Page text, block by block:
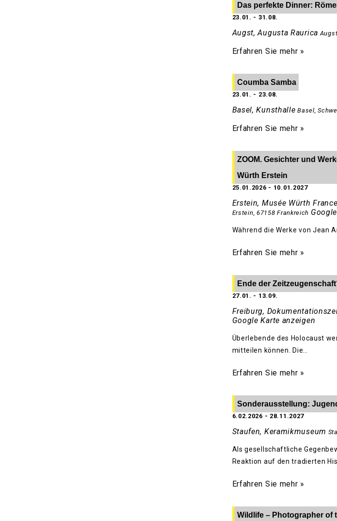
Das perfekte Dinner:
23.01. - 31.08.
Augst, Augusta Raurica
Erfahren Sie mehr »
Coumba Samba
23.01. - 23.08.
Basel, Kunsthalle Basel
Erfahren Sie mehr »
ZOOM. Gesichter und
Würth Erstein
25.01.2026 - 10.01.2027
Erstein, Musée Würth France
Erstein 67158 Frankreich
Während die Werke von Jean
Erfahren Sie mehr »
Ende der
27.01. - 13.09.
Freiburg,
Google Karte anzeigen
Überlebende des Holocaust
mitteilen können. Die…
Erfahren Sie mehr »
Sonderausstellung:
6.02.2026 - 28.11.2027
Staufen, Keramikmuseum
Als gesellschaftliche
Reaktion auf den tradierten
Erfahren Sie mehr »
Wildlife – Photographer of